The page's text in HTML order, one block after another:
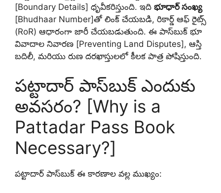
[Boundary Details] ధృవీకరిస్తుంది. ఇది భూధార్ సంఖ్య
[Bhudhaar Number]తో లింక్ చేయబడి, రికార్డ్ ఆఫ్ రైట్స్
(RoR) ఆధారంగా జారీ చేయబడుతుంది. ఈ పాస్‌బుక్ భూ
వివాదాల నివారణ [Preventing Land Disputes], ఆస్తి
బదిలీ, మరియు రుణ దరఖాస్తులలో కీలక పాత్ర పోషిస్తుంది.
పట్టాదార్ పాస్‌బుక్ ఎందుకు
అవసరం? [Why is a
Pattadar Pass Book
Necessary?]
పట్టాదార్ పాస్‌బుక్ ఈ కారణాల వల్ల ముఖ్యం: